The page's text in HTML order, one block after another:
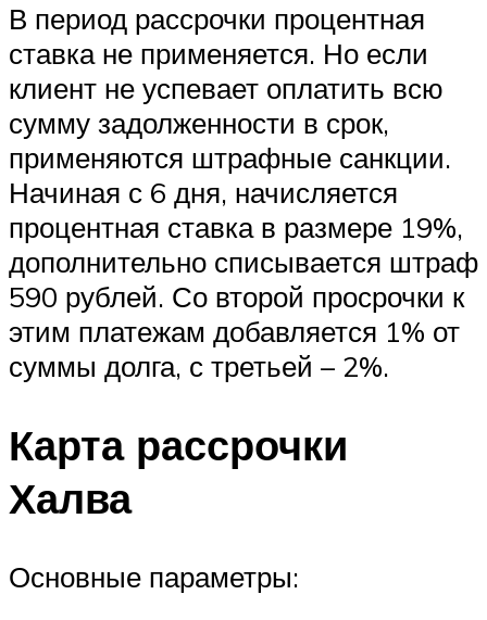
В период рассрочки процентная
ставка не применяется. Но если
клиент не успевает оплатить всю
сумму задолженности в срок,
применяются штрафные санкции.
Начиная с 6 дня, начисляется
процентная ставка в размере 19%,
дополнительно списывается штраф
590 рублей. Со второй просрочки к
этим платежам добавляется 1% от
суммы долга, с третьей – 2%.
Карта рассрочки
Халва
Основные параметры: